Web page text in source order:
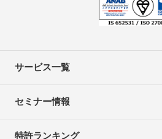
サービス一覧
セミナー情報
特許ランキング